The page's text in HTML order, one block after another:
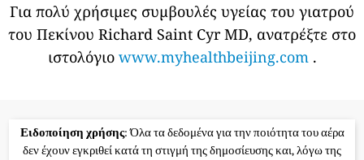
Για πολύ χρήσιμες συμβουλές υγείας του γιατρού
του Πεκίνου Richard Saint Cyr MD, ανατρέξτε στο
ιστολόγιο www.myhealthbeijing.com.
Ειδοποίηση χρήσης: Όλα τα δεδομένα για την ποιότητα του αέρα
δεν έχουν εγκριθεί κατά τη στιγμή της δημοσίευσης και, λόγω της